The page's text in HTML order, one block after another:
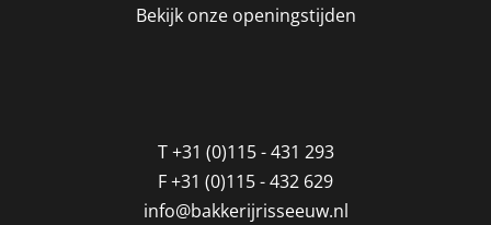
Bekijk onze openingstijden
T+31 (0)115 - 431 293
F+31 (0)115 - 432 629
info@bakkerijrisseeuw.nl